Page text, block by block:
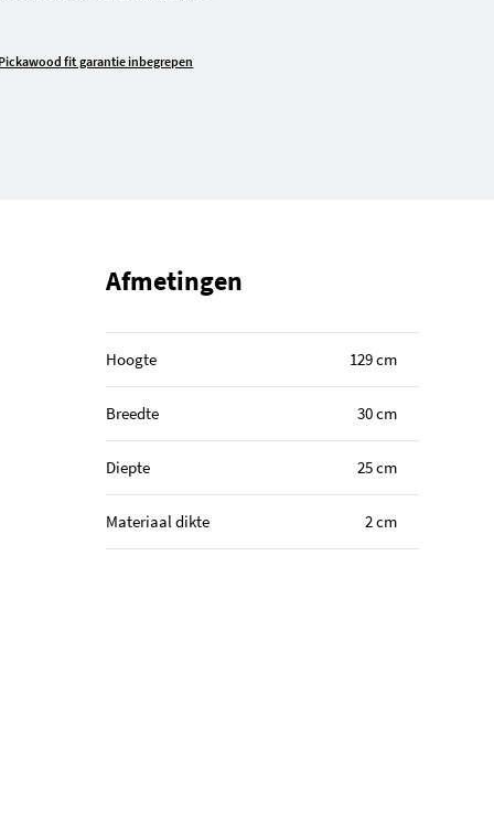
Pickawood fit garantie inbegrepen
Afmetingen
Hoogte 129 cm
Breedte 30 cm
Diepte 25 cm
Materiaal dikte 2 cm